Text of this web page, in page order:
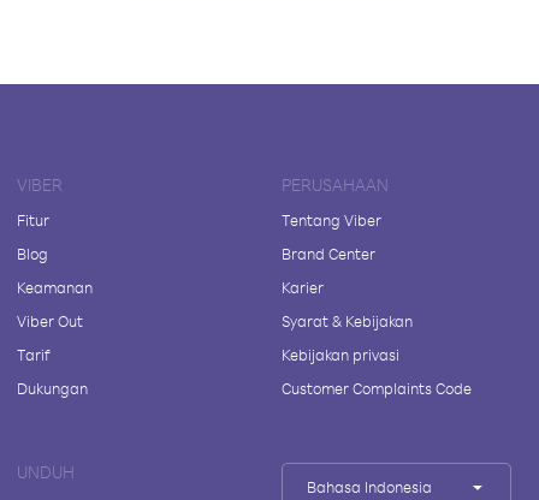
VIBER
Fitur
Blog
Keamanan
Viber Out
Tarif
Dukungan
PERUSAHAAN
Tentang Viber
Brand Center
Karier
Syarat & Kebijakan
Kebijakan privasi
Customer Complaints Code
UNDUH
Bahasa Indonesia